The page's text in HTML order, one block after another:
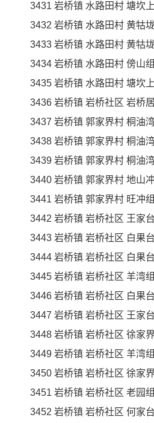
3431 岩桥镇 水路田村 塘坎
3432 岩桥镇 水路田村 黄牯
3433 岩桥镇 水路田村 黄牯
3434 岩桥镇 水路田村 傍山
3435 岩桥镇 水路田村 塘坎
3436 岩桥镇 岩桥社区 岩桥
3437 岩桥镇 郭家界村 桐油
3438 岩桥镇 郭家界村 桐油
3439 岩桥镇 郭家界村 桐油
3440 岩桥镇 郭家界村 地山
3441 岩桥镇 郭家界村 旺冲
3442 岩桥镇 岩桥社区 王家
3443 岩桥镇 岩桥社区 白果
3444 岩桥镇 岩桥社区 白果
3445 岩桥镇 岩桥社区 羊湾
3446 岩桥镇 岩桥社区 白果
3447 岩桥镇 岩桥社区 王家
3448 岩桥镇 岩桥社区 徐家
3449 岩桥镇 岩桥社区 羊湾
3450 岩桥镇 岩桥社区 徐家
3451 岩桥镇 岩桥社区 老园
3452 岩桥镇 岩桥社区 何家